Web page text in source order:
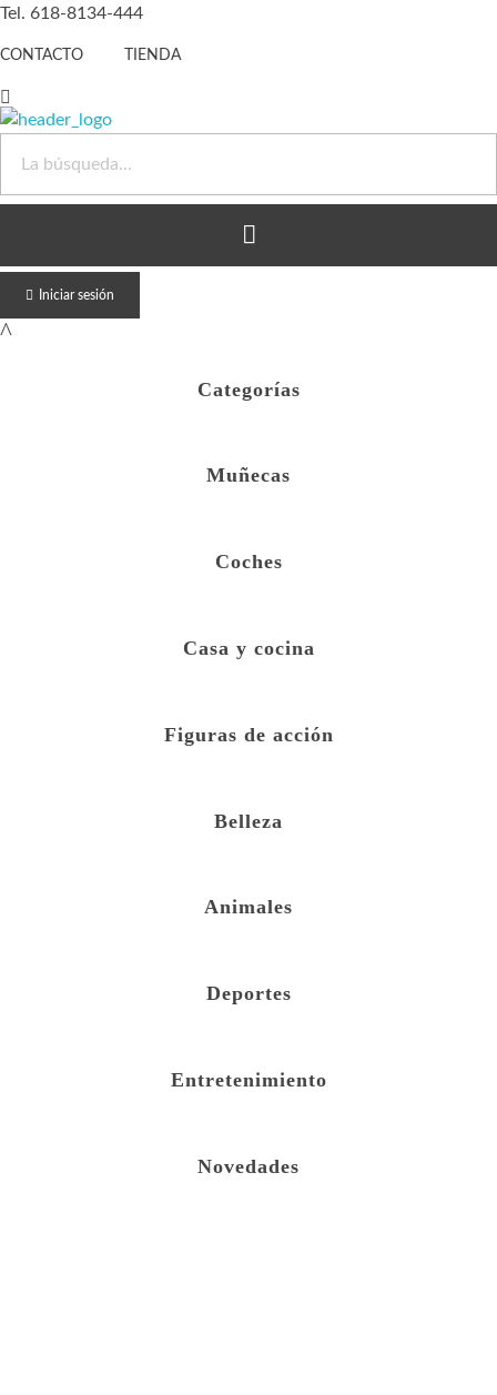
Tel. 618-8134-444
CONTACTO TIENDA
Iniciar sesión
Categorías
Muñecas
Coches
Casa y cocina
Figuras de acción
Belleza
Animales
Deportes
Entretenimiento
Novedades